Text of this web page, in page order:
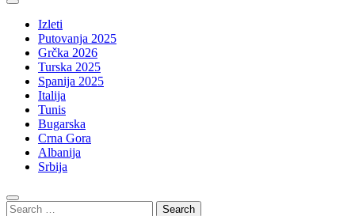
Open
ButtonIzleti
Putovanja 2025
Grčka 2026
Turska 2025
Spanija 2025
Italija
Tunis
Bugarska
Crna Gora
Albanija
Srbija
Close
Button
Search